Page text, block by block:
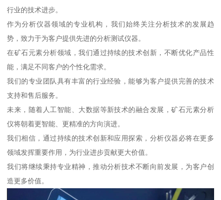
行业的技术进步。
作为分析仪器领域的专业机构，我们始终关注分析技术的发展趋
势，致力于为客户提供先进的分析测试仪器。
在矿石元素分析领域，我们通过持续的技术创新，不断优化产品性
能，满足不同客户的个性化需求。
我们的专业团队具有丰富的行业经验，能够为客户提供完善的技术
支持和售后服务。
未来，随着人工智能、大数据等新技术的融合发展，矿石元素分析
仪将朝着更智能、更精准的方向演进。
我们相信，通过持续的技术创新和应用探索，分析仪器必将在更多
领域发挥重要作用，为行业进步贡献更大价值。
我们将继续秉持专业精神，推动分析技术不断向前发展，为客户创
造更多价值。